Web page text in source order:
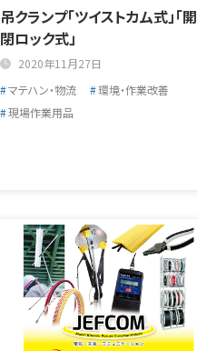
吊クランプ「ツイストカム式」「開
閉ロック式」
2020年11月27日
マテハン・物流
環境・作業改善
現場作業用品